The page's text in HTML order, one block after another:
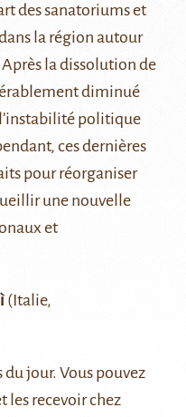
des sanatoriums et
la région autour
Après la dissolution de
diminué
politique
ces dernières
pour réorganiser
une nouvelle
et
(Italie,
du jour. Vous pouvez
les recevoir chez